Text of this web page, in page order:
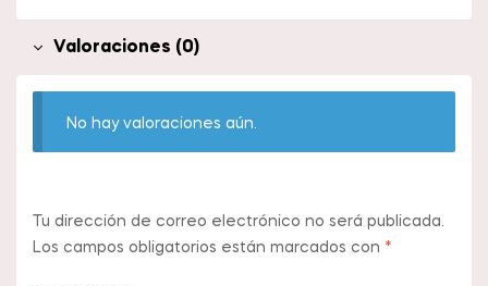
Valoraciones (0)
No hay valoraciones aún.
Tu dirección de correo electrónico no será publicada.
Los campos obligatorios están marcados con *